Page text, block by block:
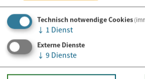
Newsletter abonnieren
Technisch notwendige Cookies
↓ 1 Dienst
Externe Dienste
↓ 9 Dienste